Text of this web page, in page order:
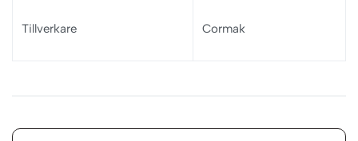
Tillverkare Cormak